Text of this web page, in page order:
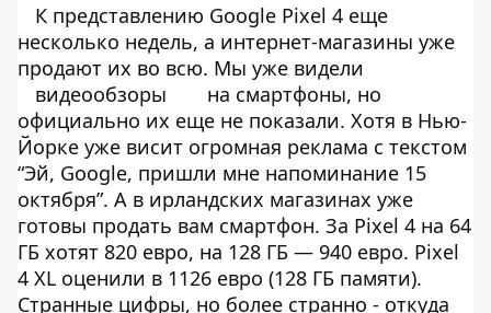
К представлению Google Pixel 4 еще
несколько недель, а интернет-магазины уже
продают их во всю. Мы уже видели
видеообзоры
на смартфоны, но
официально их еще не показали. Хотя в Нью-
Йорке уже висит огромная реклама с текстом
“Эй, Google, пришли мне напоминание 15
октября”. А в ирландских магазинах уже
готовы продать вам смартфон. За Pixel 4 на 64
ГБ хотят 820 евро, на 128 ГБ — 940 евро. Pixel
4 XL оценили в 1126 евро (128 ГБ памяти).
Странные цифры, но более странно - откуда